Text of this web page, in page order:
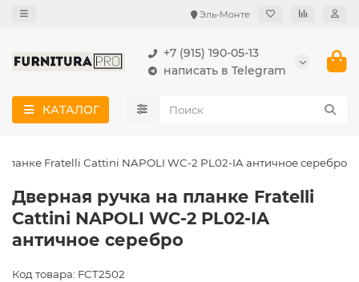
Эль-Монте
+7 (915) 190-05-13
написать в Telegram
КАТАЛОГ
Fratelli Cattini NAPOLI WC-2 PL02-IA античное серебро
Дверная ручка на планке Fratelli
Cattini NAPOLI WC-2 PL02-IA
античное серебро
Код товара: FCT2502